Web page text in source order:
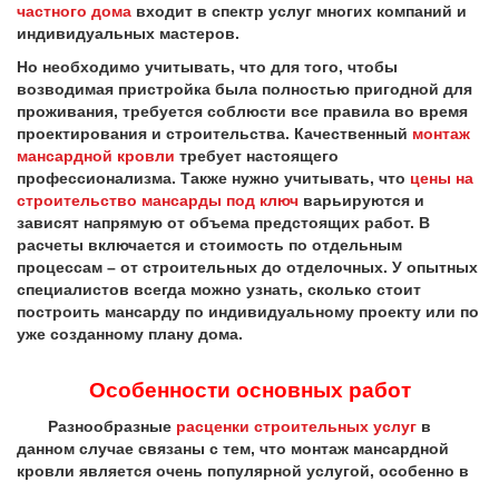
частного дома входит в спектр услуг многих компаний и
индивидуальных мастеров.
Но необходимо учитывать, что для того, чтобы
возводимая пристройка была полностью пригодной для
проживания, требуется соблюсти все правила во время
проектирования и строительства. Качественный монтаж
мансардной кровли требует настоящего
профессионализма. Также нужно учитывать, что цены на
строительство мансарды под ключ варьируются и
зависят напрямую от объема предстоящих работ. В
расчеты включается и стоимость по отдельным
процессам – от строительных до отделочных. У опытных
специалистов всегда можно узнать, сколько стоит
построить мансарду по индивидуальному проекту или по
уже созданному плану дома.
Особенности основных работ
Разнообразные расценки строительных услуг в
данном случае связаны с тем, что монтаж мансардной
кровли является очень популярной услугой, особенно в